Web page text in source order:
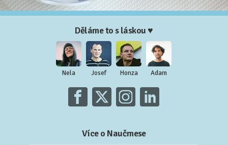
Děláme to s láskou ♥
Nela Josef Honza Adam
Více o Naučmese